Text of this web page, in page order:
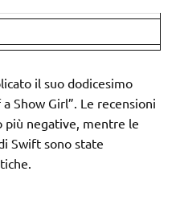
il suo dodicesimo
Show Girl”. Le recensioni
più negative, mentre le
Swift sono state